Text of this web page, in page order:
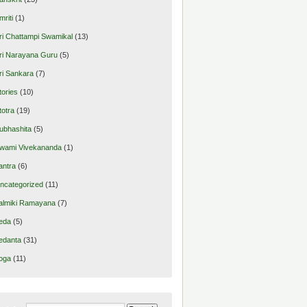
(1)
Chattampi Swamikal(13)
Narayana Guru(5)
Sankara(7)
(10)
(19)
(5)
Vivekananda(1)
(6)
(11)
Ramayana(7)
(5)
(31)
(11)